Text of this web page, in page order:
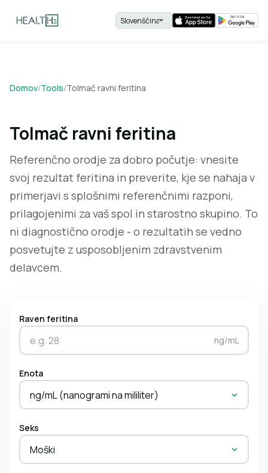
Domov/Tools/Tolmač ravni feritina
Tolmač ravni feritina
Referenčno orodje za dobro počutje: vnesite
svoj rezultat feritina in preverite, kje se nahaja v
primerjavi s splošnimi referenčnimi razponi,
prilagojenimi za vaš spol in starostno skupino. To
ni diagnostično orodje - o rezultatih se vedno
posvetujte z usposobljenim zdravstvenim
delavcem.
Raven feritina
ng/mL
Enota
ng/mL (nanogrami na mililiter)
Seks
Moški